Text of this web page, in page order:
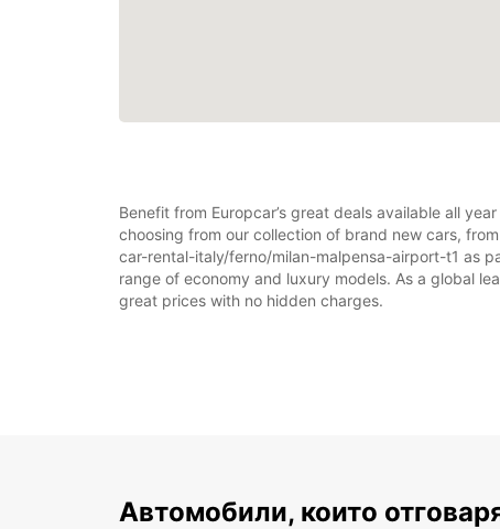
Benefit from Europcar’s great deals available all
choosing from our collection of brand new cars,
car-rental-italy/ferno/milan-malpensa-airport-t1 as
range of economy and luxury models. As a global
great prices with no hidden charges.
Автомобили, които